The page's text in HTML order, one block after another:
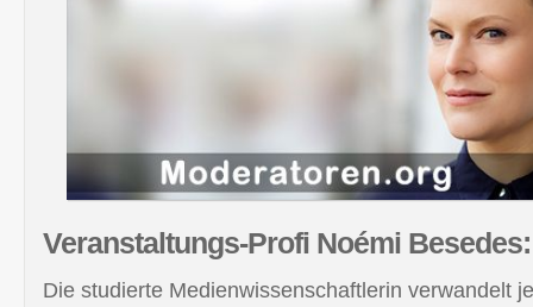
Veranstaltungs-Profi Noémi Besedes:
Die studierte Medienwissenschaftlerin verwandelt